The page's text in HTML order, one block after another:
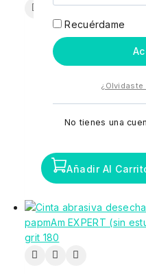
Cinta abrasiva
EXPERT (sin
fuera de 5
Añadir Al
Recuérdame
No tienes una